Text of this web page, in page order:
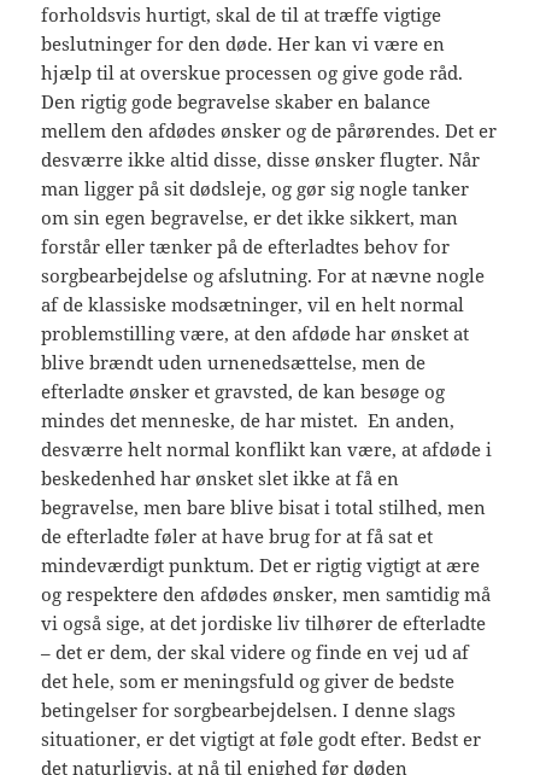
forholdsvis hurtigt, skal de til at træffe vigtige
beslutninger for den døde. Her kan vi være en
hjælp til at overskue processen og give gode råd.
Den rigtig gode begravelse skaber en balance
mellem den afdødes ønsker og de pårørendes. Det er
desværre ikke altid disse, disse ønsker flugter. Når
man ligger på sit dødsleje, og gør sig nogle tanker
om sin egen begravelse, er det ikke sikkert, man
forstår eller tænker på de efterladtes behov for
sorgbearbejdelse og afslutning. For at nævne nogle
af de klassiske modsætninger, vil en helt normal
problemstilling være, at den afdøde har ønsket at
blive brændt uden urnenedsættelse, men de
efterladte ønsker et gravsted, de kan besøge og
mindes det menneske, de har mistet. En anden,
desværre helt normal konflikt kan være, at afdøde i
beskedenhed har ønsket slet ikke at få en
begravelse, men bare blive bisat i total stilhed, men
de efterladte føler at have brug for at få sat et
mindeværdigt punktum. Det er rigtig vigtigt at ære
og respektere den afdødes ønsker, men samtidig må
vi også sige, at det jordiske liv tilhører de efterladte
– det er dem, der skal videre og finde en vej ud af
det hele, som er meningsfuld og giver de bedste
betingelser for sorgbearbejdelsen. I denne slags
situationer, er det vigtigt at føle godt efter. Bedst er
det naturligvis, at nå til enighed før døden